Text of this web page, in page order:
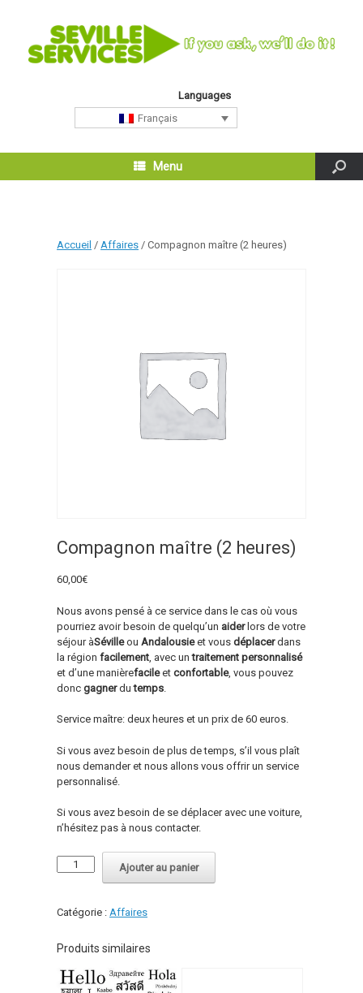
Languages
Français
Menu
Accueil / Affaires / Compagnon maître (2 heures)
Compagnon maître (2 heures)
60,00€
Nous avons pensé à ce service dans le cas où vous
pourriez avoir besoin de quelqu’un aider lors de votre
séjour àSéville ou Andalousie et vous déplacer dans
la région facilement , avec untraitement personnalisé
et d’une manièrefacile et confortable, vous pouvez
donc gagnerdutemps
Service maître: deux heures et un prix de 60 euros.
Si vous avez besoin de plus de temps , s’il vous plaît
nous demander et nous allons vous offrir un service
personnalisé
Si vous avez besoin de se déplacer avec une voiture,
n’hésitez pas à nous contacter.
quantité
de
Ajouter au panier
Catégorie : Affaires
Produits similaires